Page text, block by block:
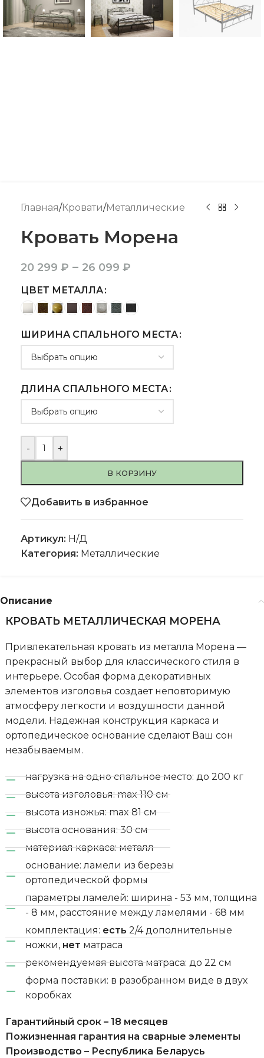
Главная/Кровати/Металлические
Кровать Морена
20 299 ₽ – 26 099 ₽
ЦВЕТ МЕТАЛЛА
ШИРИНА СПАЛЬНОГО МЕСТА
ДЛИНА СПАЛЬНОГО МЕСТА
- +
В КОРЗИНУ
Добавить в избранное
Артикул: Н/Д
Категория: Металлические
Описание
КРОВАТЬ МЕТАЛЛИЧЕСКАЯ МОРЕНА
Привлекательная кровать из металла Морена —
прекрасный выбор для классического стиля в
интерьере. Особая форма декоративных
элементов изголовья создает неповторимую
атмосферу легкости и воздушности данной
модели. Надежная конструкция каркаса и
ортопедическое основание сделают Ваш сон
незабываемым.
нагрузка на одно спальное место: до 200 кг
высота изголовья: max 110 см
высота изножья: max 81 см
высота основания: 30 см
материал каркаса: металл
основание: ламели из березы
ортопедической формы
параметры ламелей: ширина - 53 мм, толщина
- 8 мм, расстояние между ламелями - 68 мм
комплектация: есть 2/4 дополнительные
ножки, нет матраса
рекомендуемая высота матраса: до 22 см
форма поставки: в разобранном виде в двух
коробках
Гарантийный срок – 18 месяцев
Пожизненная гарантия на сварные элементы
Производство – Республика Беларусь